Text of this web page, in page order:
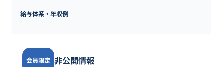
給与体系・年収例
会員限定 非公開情報